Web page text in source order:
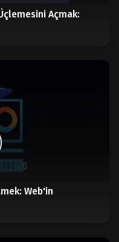
Açmak:
Web'in